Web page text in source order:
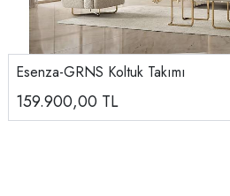
Esenza-GRNS Koltuk Takımı
159.900,00 TL